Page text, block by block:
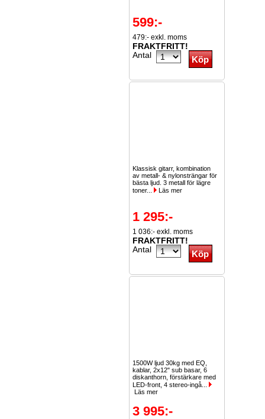
599:-
479:- exkl. moms
FRAKTFRITT!
Antal
Klassisk gitarr, kombination
av metall- & nylonsträngar för
bästa ljud. 3 metall för lägre
toner...
Läs mer
1 295:-
1 036:- exkl. moms
FRAKTFRITT!
Antal
1500W ljud 30kg med EQ,
kablar, 2x12" sub basar, 6
diskanthorn, förstärkare med
LED-front, 4 stereo-ingå...
Läs mer
3 995:-